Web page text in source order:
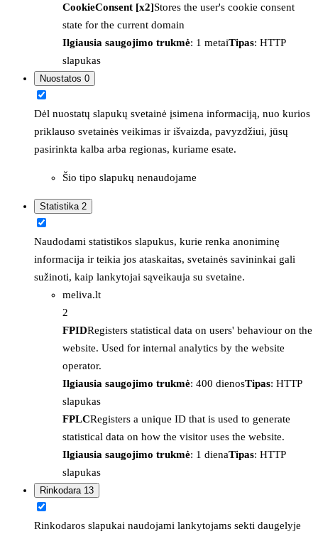
CookieConsent [x2]Stores the user's cookie consent
state for the current domain
Ilgiausia saugojimo trukmė: 1 metaiTipas: HTTP
slapukas
Nuostatos 0
Dėl nuostatų slapukų svetainė įsimena informaciją, nuo kurios
priklauso svetainės veikimas ir išvaizda, pavyzdžiui, jūsų
pasirinkta kalba arba regionas, kuriame esate.
Šio tipo slapukų nenaudojame
Statistika 2
Naudodami statistikos slapukus, kurie renka anoniminę
informacija ir teikia jos ataskaitas, svetainės savininkai gali
sužinoti, kaip lankytojai sąveikauja su svetaine.
meliva.lt
2
FPIDRegisters statistical data on users' behaviour on the
website. Used for internal analytics by the website
operator.
Ilgiausia saugojimo trukmė: 400 dienosTipas: HTTP
slapukas
FPLCRegisters a unique ID that is used to generate
statistical data on how the visitor uses the website.
Ilgiausia saugojimo trukmė: 1 dienaTipas: HTTP
slapukas
Rinkodara 13
Rinkodaros slapukai naudojami lankytojams sekti daugelyje